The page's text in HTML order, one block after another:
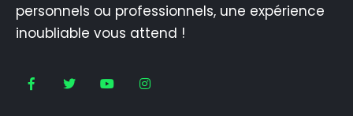
personnels ou professionnels, une expérience
inoubliable vous attend !